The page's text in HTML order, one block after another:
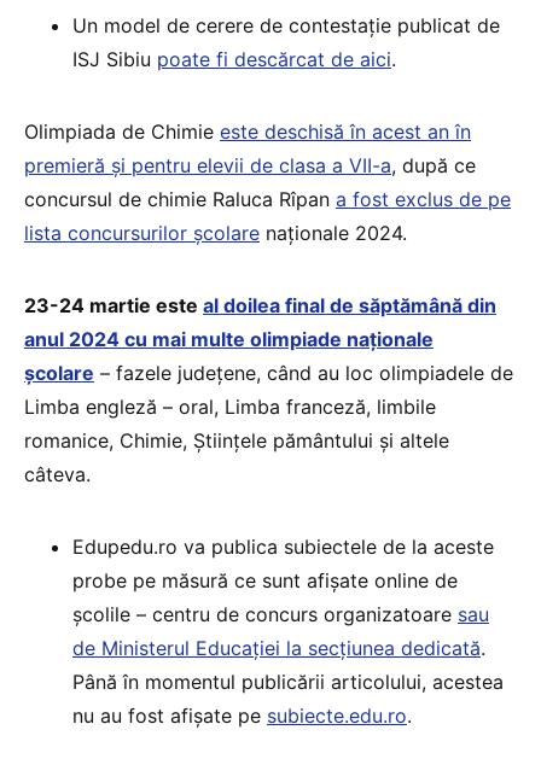
Un model de cerere de contestație publicat de
ISJ Sibiu poate fi descărcat de aici.
Olimpiada de Chimie este deschisă în acest an în
premieră și pentru elevii de clasa a VII-a, după ce
concursul de chimie Raluca Rîpan a fost exclus de pe
lista concursurilor școlare naționale 2024.
23-24 martie este al doilea final de săptămână din
anul 2024 cu mai multe olimpiade naționale
școlare – fazele județene, când au loc olimpiadele de
Limba engleză – oral, Limba franceză, limbile
romanice, Chimie, Științele pământului și altele
câteva.
Edupedu.ro va publica subiectele de la aceste
probe pe măsură ce sunt afișate online de
școlile – centru de concurs organizatoare sau
de Ministerul Educației la secțiunea dedicată.
Până în momentul publicării articolului, acestea
nu au fost afișate pe subiecte.edu.ro.